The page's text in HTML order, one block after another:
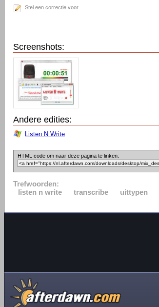
Stel een correctie voor
Screenshots:
Andere edities:
Listen N Write
HTML code om naar deze pagina te linken:
Trefwoorden:
listen n write
transcribe uittypen